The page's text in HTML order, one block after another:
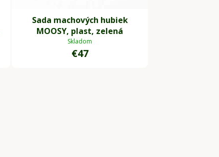
Sada machových hubiek
MOOSY, plast, zelená
Skladom
€47